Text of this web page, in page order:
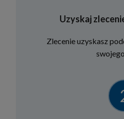
Uzyskaj
Zlecenie uzyskasz